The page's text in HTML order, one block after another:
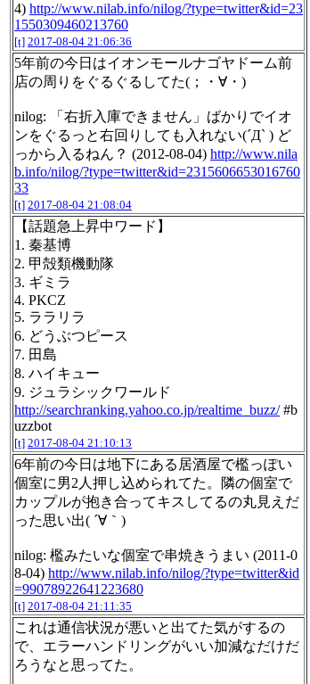
4) http://www.nilab.info/nilog/?type=twitter&id=23
1550309460213760
[t] 2017-08-04 21:06:36
5年前の今日はイオンモールナゴヤドーム前
店の周りをぐるぐるしてた(；・∀・)
nilog: 「右折入庫できません」ばかりでイオ
ンをぐるっと右回りしても入れない(´Д` ) ど
っから入るねん？ (2012-08-04) http://www.nila
b.info/nilog/?type=twitter&id=2315606653016760
33
[t] 2017-08-04 21:08:04
【話題急上昇中ワード】
1. 秦基博
2. 甲殻類機動隊
3. ギミラ
4. PKCZ
5. ララリラ
6. どうぶつピース
7. 田島
8. ハイキュー
9. ジュラシックワールド
http://searchranking.yahoo.co.jp/realtime_buzz/#b
uzzbot
[t] 2017-08-04 21:10:13
6年前の今日は地下にある居酒屋で檻っぽい
個室に男2人押し込められてた。隣の個室で
カップルが抱き合ってキスしてるの丸見えだ
った思い出( ´∀｀)
nilog: 檻みたいな個室で串焼きうまい (2011-0
8-04) http://www.nilab.info/nilog/?type=twitter&id
=99078922641223680
[t] 2017-08-04 21:11:35
これは通信状況が悪いと出てた気がするの
で、エラーハンドリングがいい加減なだけだ
ろうなと思ってた。